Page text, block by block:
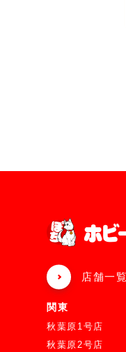
店舗一覧
関東
秋葉原1号店
秋葉原2号店